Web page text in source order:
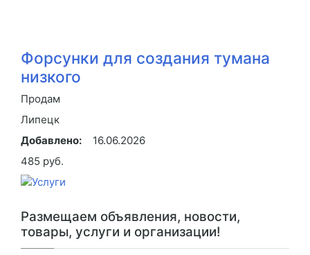
Форсунки для создания тумана
низкого
Продам
Липецк
Добавлено:
16.06.2026
485 руб.
Размещаем объявления, новости,
товары, услуги и организации!